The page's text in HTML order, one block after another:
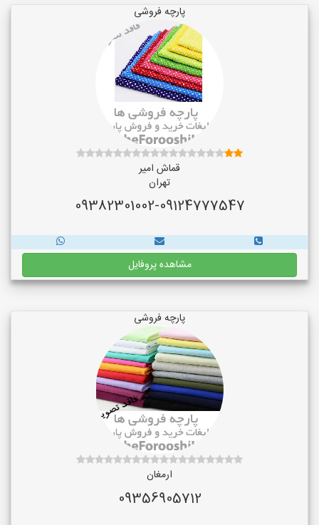
پارچه فروشی
قماش امیر
تهران
09382301002-09124777547
مشاهده پروفایل
پارچه فروشی
ارمغان
09356905712